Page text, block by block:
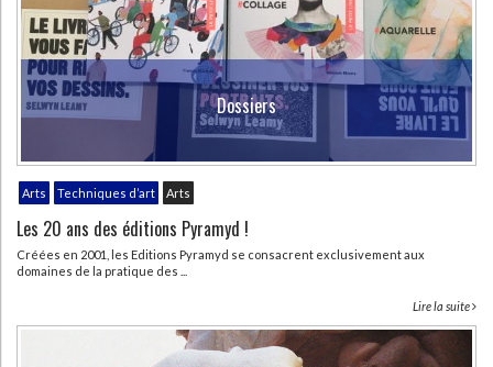
Dossiers
Arts Techniques d’art Arts
Les 20 ans des éditions Pyramyd !
Créées en 2001, les Editions Pyramyd se consacrent exclusivement aux
domaines de la pratique des ...
Lire la suite